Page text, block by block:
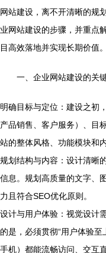
网站建设，离不开清晰的规
业网站建设的步骤，并重点
目高效落地并实现长期价值。
一、企业网站建设的关
明确目标与定位：建设之初
产品销售、客户服务）、目
站的整体风格、功能模块和
规划结构与内容：设计清晰
信息。规划高质量的文字、
力且符合SEO优化原则。
设计与用户体验：视觉设计
的是，必须贯彻“用户体验
手机）都能流畅访问、交互